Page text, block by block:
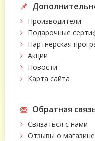
Производители
Подарочные
Партнёрская
Акции
Новости
Карта сайта
Обратная
Связаться с нами
Отзывы о магазине